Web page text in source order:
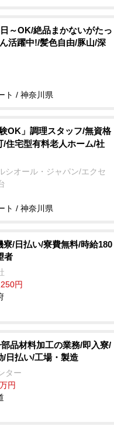
～OK/絶品まかないがたっ
活躍中!/髪色自由/豚山/深
ト / 神奈川県
験OK」調理スタッフ/無資格
/住宅型有料老人ホーム/社
シオール・ジャパン/エクセ
ト / 神奈川県
寮/日払い/寮費無料/時給180
者
円
部品材料加工の業務/即入寮/
/日払い/工場・製造
ター
円